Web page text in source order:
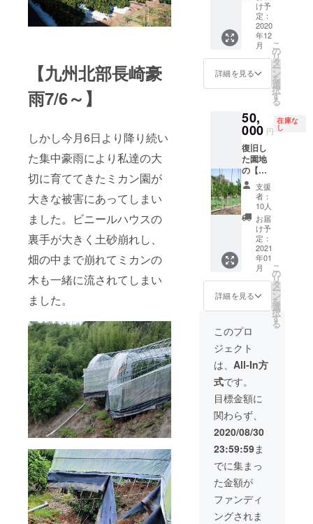
【九州北部長崎豪
雨7/6～】
しかし今月6日より降り続い
た集中豪雨により私達の大
切に育ててきたミカン園が
大きな被害にあってしまい
ました。ビニールハウスの
裏手が大きく土砂崩れし、
畑の中まで崩れてミカンの
木も一緒に流されてしまい
ました。
スみか
んは1月
中旬以
降の発
送にな
りま
す。
す。12
月【早
生温州
みかん5
ｇ】、1
月【完
熟ハウ
スみか
ｇ】、2
月【ハ
ウスせ
とか3ｋ
ｇ】
【ハウ
ス津の
輝5ｋ
ｇ】、4
月【ハ
ウスデ
コポン4
ｇ】。
け予
定：
2020
年12
月
詳細を見る
こ
の
リ
タ
ー
ン
を
選
択
す
る
50,
000 円
在庫な
し
復旧し
た園地
の【ハ
ウスせ
とか】3
ｋｇ、
【完熟
ハウス
みか
ん】5ｋ
ｇに加
え、現
在植栽
中の
【苗
木】1本
のオー
ナー様
（2023
年ま
で）に
なって
頂きま
す。
2022年
頃から
収穫が
出来る
と思い
ます。
収穫は
オー
ナー様
ご自身
支援
者：
10人
お届
け予
定：
2021
年01
月
詳細を見る
こ
の
リ
タ
ー
ン
を
選
択
す
る
このプロ
ジェクト
は、 All-In方
式です。
目標金額に
関わらず、
2020/08/30
23:59:59ま
でに集まっ
た金額が
ファンディ
ングされま